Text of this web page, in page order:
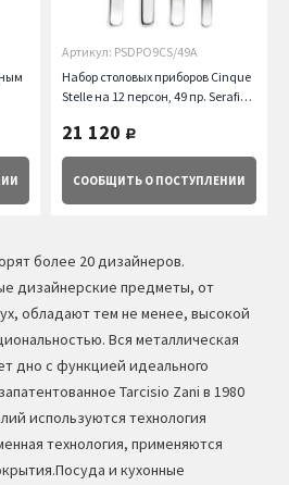
Артикул: PSDPO9CS/49A
Набор столовых приборов Cinque
Stelle на 12 персон, 49 пр. Serafino
21 120 руб.
СООБЩИТЬ О ПОСТУПЛЕНИИ
более 20 дизайнеров.
дизайнерские предметы, от
обладают тем не менее, высокой
Вся металлическая
дно с функцией идеального
Tarcisio Zani в 1980
используются технология
технология, применяются
и кухонные